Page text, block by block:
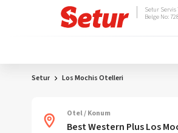
Setur Servis
Belge No:
Setur Los Mochis Otelleri
Otel / Konum